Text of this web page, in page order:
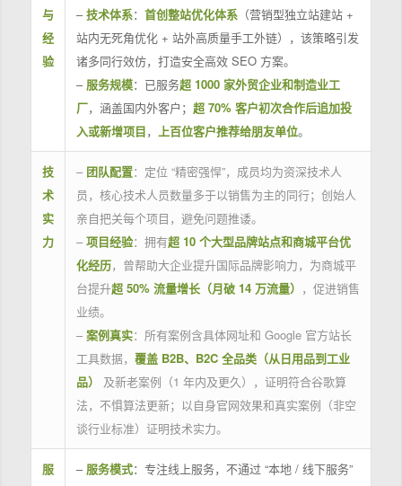
与
经
验
–技术体系： 首创整站优化体系（营销型独立站建站 +
站内无死角优化 + 站外高质量手工外链），该策略引发
诸多同行效仿，打造安全高效 SEO 方案。
– 服务规模：已服务超 1000 家外贸企业和制造业工
厂，涵盖国内外客户； 超 70% 客户初次合作后追加投
入或新增项目， 上百位客户推荐给朋友单位。
技
术
实
力
– 团队配置：定位 “精密强悍”，成员均为资深技术人
员，核心技术人员数量多于以销售为主的同行；创始人
亲自把关每个项目，避免问题推诿。
– 项目经验：拥有超 10 个大型品牌站点和商城平台优
化经历，曾帮助大企业提升国际品牌影响力，为商城平
台提升超 50% 流量增长（月破 14 万流量） ，促进销售
业绩。
– 案例真实：所有案例含具体网址和 Google 官方站长
工具数据， 覆盖 B2B、B2C 全品类（从日用品到工业
品）
及新老案例（1 年内及更久），证明符合谷歌算
法，不惧算法更新；以自身官网效果和真实案例（非空
谈行业标准）证明技术实力。
服
– 服务模式：专注线上服务，不通过 “本地 / 线下服务”